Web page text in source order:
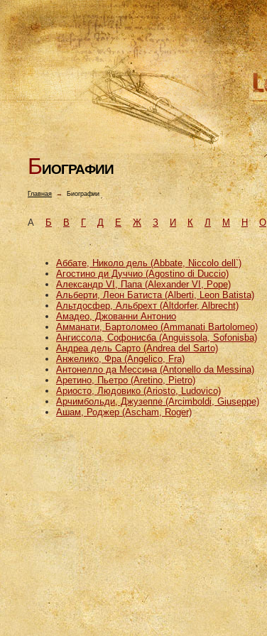
БИОГРАФИИ
Главная→ Биографии
АБ В Г Д Е Ж З И К Л М H О
Аббате, Николо дель (Abbate, Niccolo dell`)
Агостино ди Дуччио (Agostino di Duccio)
Александр VI, Папа (Alexander VI, Pope)
Альберти, Леон Батиста (Alberti, Leon Batista)
Альтдосфер, Альбрехт (Altdorfer, Albrecht)
Амадео, Джованни Антонио
Амманати, Бартоломео (Ammanati Bartolomeo)
Ангиссола, Софонисба (Anguissola, Sofonisba)
Андреа дель Сарто (Andrea del Sarto)
Анжелико, Фра (Angelico, Fra)
Антонелло да Мессина (Antonello da Messina)
Аретино, Пьетро (Aretino, Pietro)
Ариосто, Людовико (Ariosto, Ludovico)
Арчимбольди, Джузеппе (Arcimboldi, Giuseppe)
Ашам, Роджер (Ascham, Roger)